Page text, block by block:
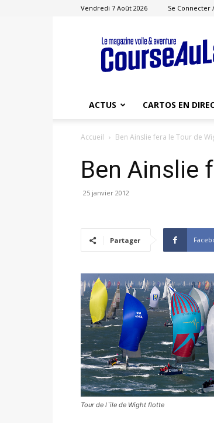
Vendredi 7 Août 2026 Se Connecter
Course
au
Large
ACTUS CARTOS EN
Accueil Ben Ainslie fera le Tour de
Ben Ainslie
25 janvier 2012
Partager
Tour de l`ïle de Wight flotte